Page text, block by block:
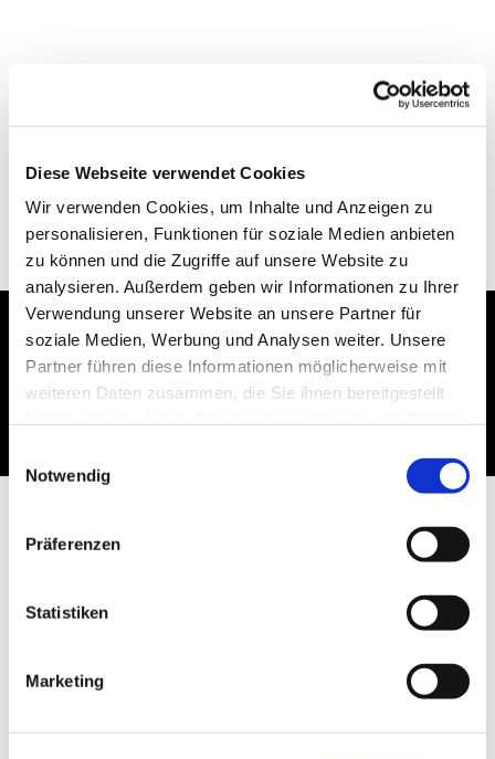
Diese Webseite verwendet Cookies
Wir verwenden Cookies, um Inhalte und Anzeigen zu
personalisieren, Funktionen für soziale Medien anbieten
zu können und die Zugriffe auf unsere Website zu
analysieren. Außerdem geben wir Informationen zu Ihrer
Verwendung unserer Website an unsere Partner für
soziale Medien, Werbung und Analysen weiter. Unsere
Partner führen diese Informationen möglicherweise mit
weiteren Daten zusammen, die Sie ihnen bereitgestellt
Notwendig
Präferenzen
Statistiken
Marketing
Dies könnte Sie auch
interessieren